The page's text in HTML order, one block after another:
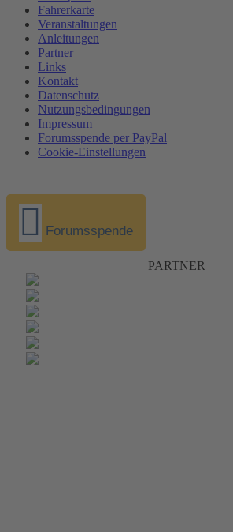
Fahrerkarte
Veranstaltungen
Anleitungen
Partner
Links
Kontakt
Datenschutz
Nutzungsbedingungen
Impressum
Forumsspende per PayPal
Cookie-Einstellungen
Forumsspende
PARTNER